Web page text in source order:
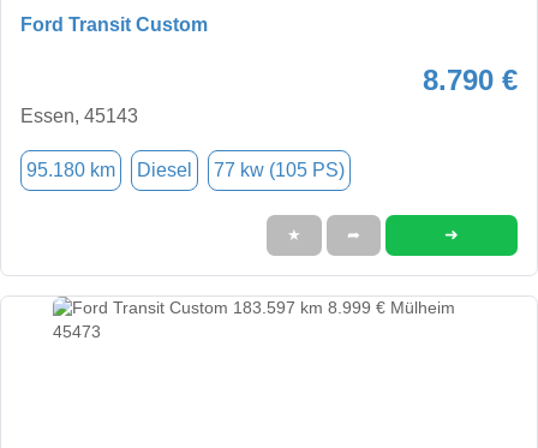
Ford Transit Custom
8.790 €
Essen, 45143
95.180 km Diesel 77 kw (105 PS)
★ ➦ ➜